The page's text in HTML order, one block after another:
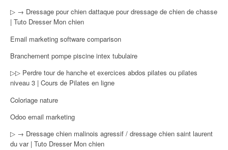
▷ → Dressage pour chien dattaque pour dressage de chien de chasse
| Tuto Dresser Mon chien
Email marketing software comparison
Branchement pompe piscine intex tubulaire
▷▷ Perdre tour de hanche et exercices abdos pilates ou pilates
niveau 3 | Cours de Pilates en ligne
Coloriage nature
Odoo email marketing
▷ → Dressage chien malinois agressif / dressage chien saint laurent
du var | Tuto Dresser Mon chien